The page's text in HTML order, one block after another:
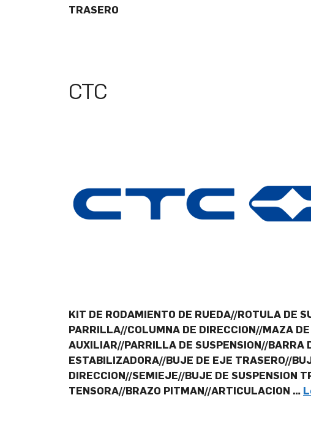
TRASERO
CTC
KIT DE RODAMIENTO DE RUEDA//ROTULA DE
PARRILLA//COLUMNA DE DIRECCION//MAZA
AUXILIAR//PARRILLA DE SUSPENSION//
ESTABILIZADORA//BUJE DE EJE TRASERO//
DIRECCION//SEMIEJE//BUJE DE SUSPENSION
TENSORA//BRAZO PITMAN//ARTICULACION …